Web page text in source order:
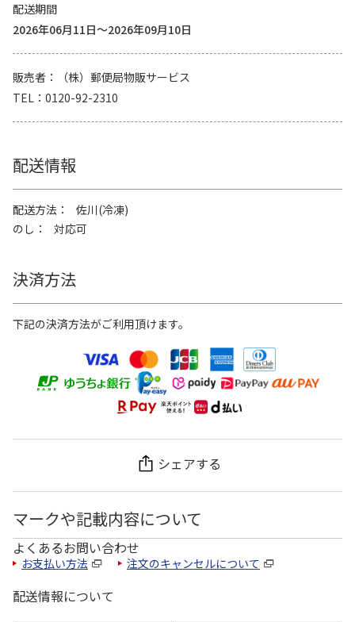
配送期間
2026年06月11日～2026年09月10日
販売者
（株）郵便局物販サービス
TEL
0120-92-2310
配送情報
配送方法
佐川(冷凍)
のし
対応可
決済方法
下記の決済方法がご利用頂けます。
シェアする
マークや記載内容について
よくあるお問い合わせ
お支払い方法 注文のキャンセルについて
配送情報について